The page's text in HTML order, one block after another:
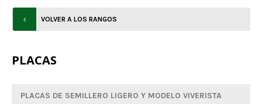
VOLVER A LOS RANGOS
PLACAS
PLACAS DE SEMILLERO LIGERO Y MODELO VIVERISTA